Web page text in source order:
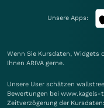
Unsere Apps:
Wenn Sie Kursdaten,
Ihnen ARIVA gerne.
Unsere User schätzen
Bewertungen bei www.kagels-
Zeitverzögerung der